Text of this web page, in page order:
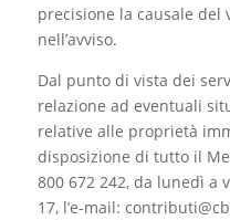
precisione la causale del
nell’avviso.
Dal punto di vista dei
relazione ad eventuali
relative alle proprietà
disposizione di tutto il
800 672 242, da lunedì a
17, l’e-mail: